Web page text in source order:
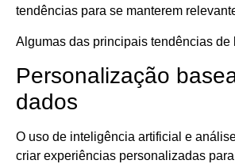
tendências para se manterem
Algumas das principais tendências de
Personalização
dados
O uso de inteligência artificial e
criar experiências personalizadas